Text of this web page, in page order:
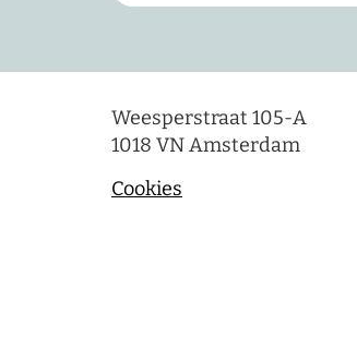
Weesperstraat 105-A
1018 VN Amsterdam
Cookies